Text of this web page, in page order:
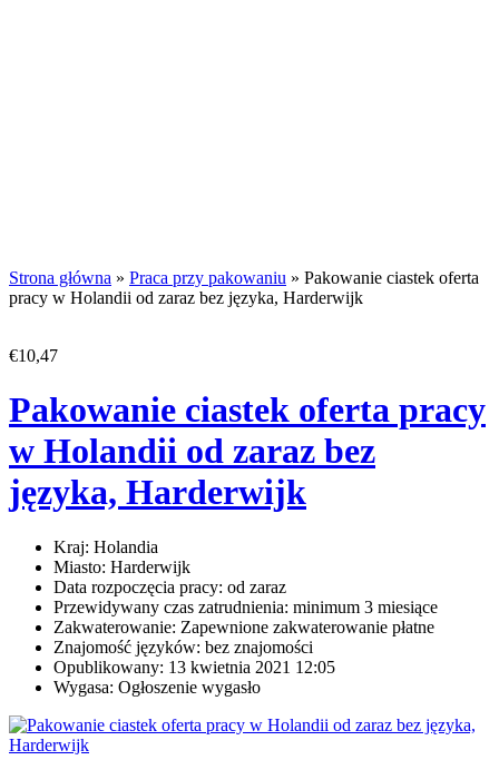
Strona główna » Praca przy pakowaniu » Pakowanie ciastek oferta
pracy w Holandii od zaraz bez języka, Harderwijk
€10,47
Pakowanie ciastek oferta pracy
w Holandii od zaraz bez
języka, Harderwijk
Kraj: Holandia
Miasto: Harderwijk
Data rozpoczęcia pracy: od zaraz
Przewidywany czas zatrudnienia: minimum 3 miesiące
Zakwaterowanie: Zapewnione zakwaterowanie płatne
Znajomość języków: bez znajomości
Opublikowany: 13 kwietnia 2021 12:05
Wygasa: Ogłoszenie wygasło